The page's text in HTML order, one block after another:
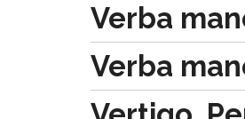
Verba
Verba